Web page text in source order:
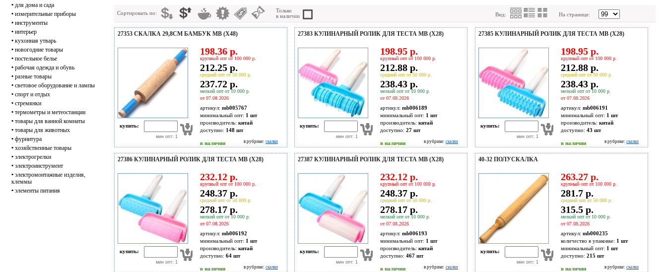
• для дома и сада
• измерительные приборы
• инструменты
• интерьер
• кухонная утварь
• новогодние товары
• постельное белье
• рабочая одежда и обувь
• разные товары
• световое оборудование и лампы
• спорт и отдых
• стремянки
• термометры и метеостанции
• товары для ванной комнаты
• товары для животных
• фурнитура
• хозяйственные товары
• электрогрелки
• электроинструмент
• электромонтажные изделия,
клеммы
• элементы питания
Сортировать по:
Только
в наличии
Вид: На странице:
27353 СКАЛКА 29,8СМ БАМБУК MB (Х48)
купить:
мин опт: 1
198.36 р.
крупный опт от 100 000 р.
212.25 р.
средний опт от 50 000 р.
237.72 р.
мелкий опт от 10 000 р.
от 07.08.2026
артикул: mb005767
минимальный опт: 1 шт
производитель: китай
доступно: 148 шт
в наличии в рубрике: скалки
27383 КУЛИНАРНЫЙ РОЛИК ДЛЯ ТЕСТА MB (Х28)
купить:
мин опт: 1
198.95 р.
крупный опт от 100 000 р.
212.88 р.
средний опт от 50 000 р.
238.43 р.
мелкий опт от 10 000 р.
от 07.08.2026
артикул: mb006189
минимальный опт: 1 шт
производитель: китай
доступно: 27 шт
в наличии в рубрике: скалки
27385 КУЛИНАРНЫЙ РОЛИК ДЛЯ ТЕСТА MB (Х28)
купить:
мин опт: 1
198.95 р.
крупный опт от 100 000 р.
212.88 р.
средний опт от 50 000 р.
238.43 р.
мелкий опт от 10 000 р.
от 07.08.2026
артикул: mb006191
минимальный опт: 1 шт
производитель: китай
доступно: 43 шт
в наличии в рубрике: скалки
27386 КУЛИНАРНЫЙ РОЛИК ДЛЯ ТЕСТА MB (Х28)
купить:
мин опт: 1
232.12 р.
крупный опт от 100 000 р.
248.37 р.
средний опт от 50 000 р.
278.17 р.
мелкий опт от 10 000 р.
от 07.08.2026
артикул: mb006192
минимальный опт: 1 шт
производитель: китай
доступно: 64 шт
в наличии в рубрике: скалки
27387 КУЛИНАРНЫЙ РОЛИК ДЛЯ ТЕСТА MB (Х28)
купить:
мин опт: 1
232.12 р.
крупный опт от 100 000 р.
248.37 р.
средний опт от 50 000 р.
278.17 р.
мелкий опт от 10 000 р.
от 07.08.2026
артикул: mb006193
минимальный опт: 1 шт
производитель: китай
доступно: 467 шт
в наличии в рубрике: скалки
40-32 ПОЛУСКАЛКА
купить:
мин опт: 1
263.27 р.
крупный опт от 100 000 р.
281.7 р.
средний опт от 50 000 р.
315.5 р.
мелкий опт от 10 000 р.
от 07.08.2026
артикул: mb000235
количество в упаковке: 1 шт
минимальный опт: 1 шт
доступно: 215 шт
в наличии в рубрике: скалки